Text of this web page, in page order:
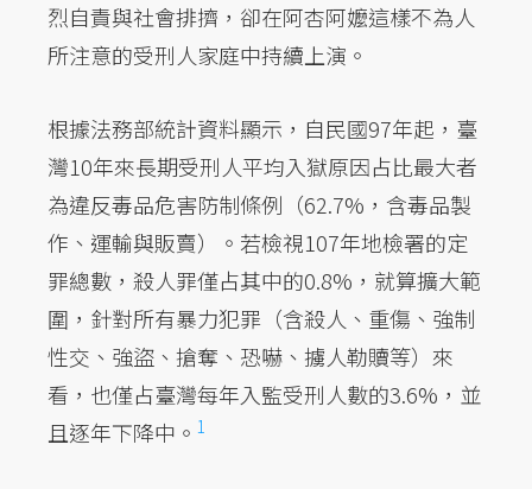
烈自責與社會排擠，卻在阿杏阿嬤這樣不為人
所注意的受刑人家庭中持續上演。
根據法務部統計資料顯示，自民國97年起，臺
灣10年來長期受刑人平均入獄原因占比最大者
為違反毒品危害防制條例（62.7%，含毒品製
作、運輸與販賣）。若檢視107年地檢署的定
罪總數，殺人罪僅占其中的0.8%，就算擴大範
圍，針對所有暴力犯罪（含殺人、重傷、強制
性交、強盜、搶奪、恐嚇、擄人勒贖等）來
看，也僅占臺灣每年入監受刑人數的3.6%，並
且逐年下降中。 1